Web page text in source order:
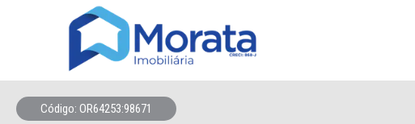
Código: OR64253:98671